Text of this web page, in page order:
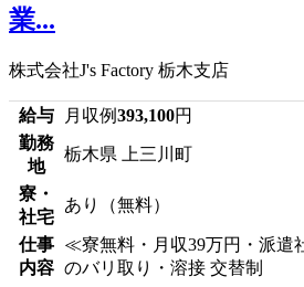
業...
株式会社J's Factory 栃木支店
給与 月収例393,100円
勤務
地
栃木県 上三川町
寮・
社宅
あり（無料）
仕事
内容
≪寮無料・月収39万円・派遣
のバリ取り・溶接 交替制